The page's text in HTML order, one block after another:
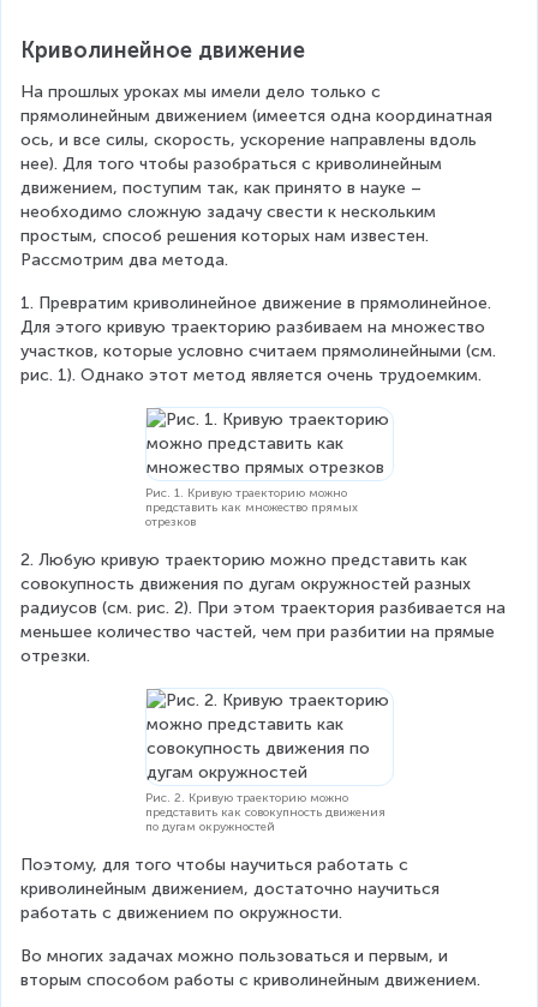
Криволинейное движение
На прошлых уроках мы имели дело только с
прямолинейным движением (имеется одна координатная
ось, и все силы, скорость, ускорение направлены вдоль
нее). Для того чтобы разобраться с криволинейным
движением, поступим так, как принято в науке –
необходимо сложную задачу свести к нескольким
простым, способ решения которых нам известен.
Рассмотрим два метода.
1. Превратим криволинейное движение в прямолинейное.
Для этого кривую траекторию разбиваем на множество
участков, которые условно считаем прямолинейными (см.
рис. 1). Однако этот метод является очень трудоемким.
Рис. 1. Кривую траекторию можно
представить как множество прямых
отрезков
2. Любую кривую траекторию можно представить как
совокупность движения по дугам окружностей разных
радиусов (см. рис. 2). При этом траектория разбивается на
меньшее количество частей, чем при разбитии на прямые
отрезки.
Рис. 2. Кривую траекторию можно
представить как совокупность движения
по дугам окружностей
Поэтому, для того чтобы научиться работать с
криволинейным движением, достаточно научиться
работать с движением по окружности.
Во многих задачах можно пользоваться и первым, и
вторым способом работы с криволинейным движением.